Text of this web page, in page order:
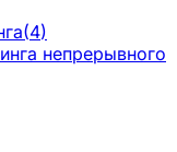
(4)
непрерывного